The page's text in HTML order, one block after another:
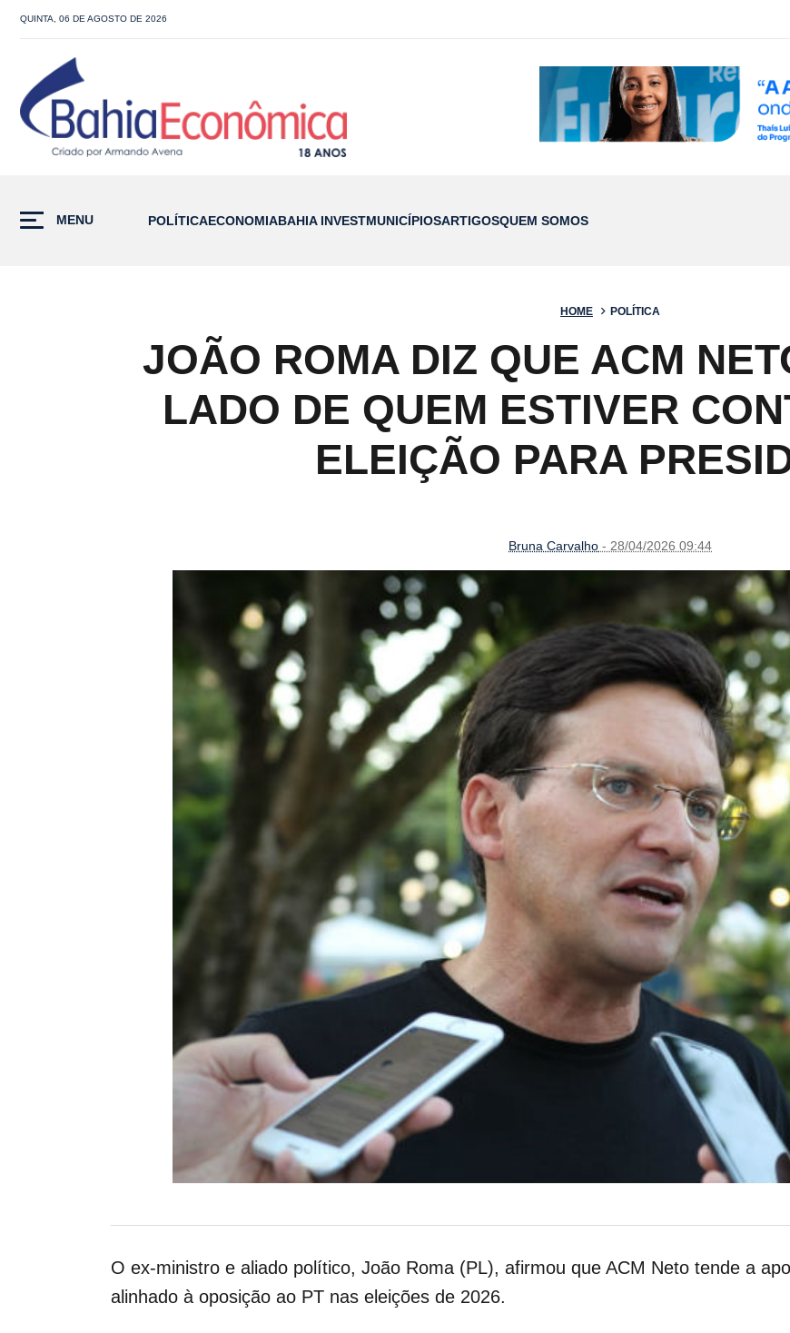
QUINTA, 06 DE AGOSTO DE 2026
MENU POLÍTICAECONOMIABAHIA INVESTMUNICÍPIOSARTIGOSQUEM SOMOS
HOME POLÍTICA
JOÃO ROMA DIZ QUE ACM
LADO DE QUEM ESTIVER
ELEIÇÃO PARA
Bruna Carvalho - 28/04/2026 09:44
O ex-ministro e aliado político, João Roma (PL), afirmou que ACM Neto tende a
alinhado à oposição ao PT nas eleições de 2026.